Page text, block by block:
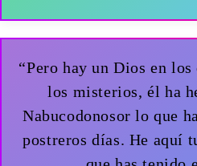
“Pero hay un Dios en
los misterios, él ha
Nabucodonosor lo que
postreros días. He aquí